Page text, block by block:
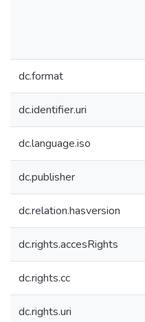
dc.format
dc.identifier.uri
dc.language.iso
dc.publisher
dc.relation.hasversion
dc.rights.accesRights
dc.rights.cc
dc.rights.uri